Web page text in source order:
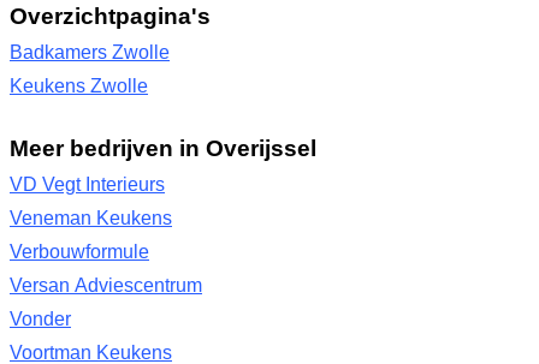
Overzichtpagina's
Badkamers Zwolle
Keukens Zwolle
Meer bedrijven in Overijssel
VD Vegt Interieurs
Veneman Keukens
Verbouwformule
Versan Adviescentrum
Vonder
Voortman Keukens